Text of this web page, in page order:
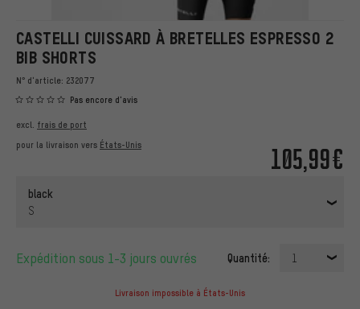
CASTELLI CUISSARD À BRETELLES ESPRESSO 2
BIB SHORTS
N° d'article: 232077
Pas encore d'avis
105,99€
excl. frais de port
pour la livraison vers États-Unis
black
S
Expédition sous 1-3 jours ouvrés Quantité: 1
Livraison impossible à États-Unis